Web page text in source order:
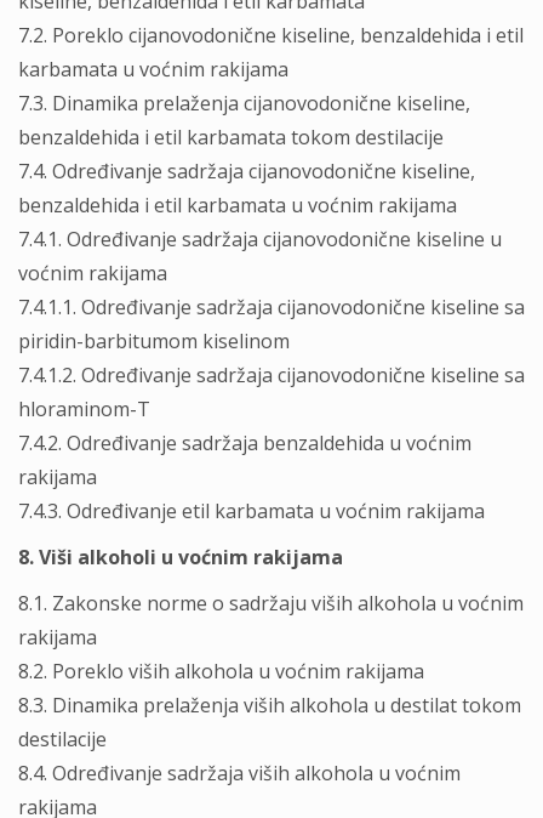
7.2. Poreklo cijanovodonične kiseline, benzaldehida i etil
karbamata u voćnim rakijama
7.3. Dinamika prelaženja cijanovodonične kiseline,
benzaldehida i etil karbamata tokom destilacije
7.4. Određivanje sadržaja cijanovodonične kiseline,
benzaldehida i etil karbamata u voćnim rakijama
7.4.1. Određivanje sadržaja cijanovodonične kiseline u
voćnim rakijama
7.4.1.1. Određivanje sadržaja cijanovodonične kiseline sa
piridin-barbitumom kiselinom
7.4.1.2. Određivanje sadržaja cijanovodonične kiseline sa
hloraminom-T
7.4.2. Određivanje sadržaja benzaldehida u voćnim
rakijama
7.4.3. Određivanje etil karbamata u voćnim rakijama
8. Viši alkoholi u voćnim rakijama
8.1. Zakonske norme o sadržaju viših alkohola u voćnim
rakijama
8.2. Poreklo viših alkohola u voćnim rakijama
8.3. Dinamika prelaženja viših alkohola u destilat tokom
destilacije
8.4. Određivanje sadržaja viših alkohola u voćnim
rakijama